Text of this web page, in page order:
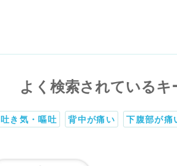
よく検索されているキ
吐き気・嘔吐 背中が痛い 下腹部が痛